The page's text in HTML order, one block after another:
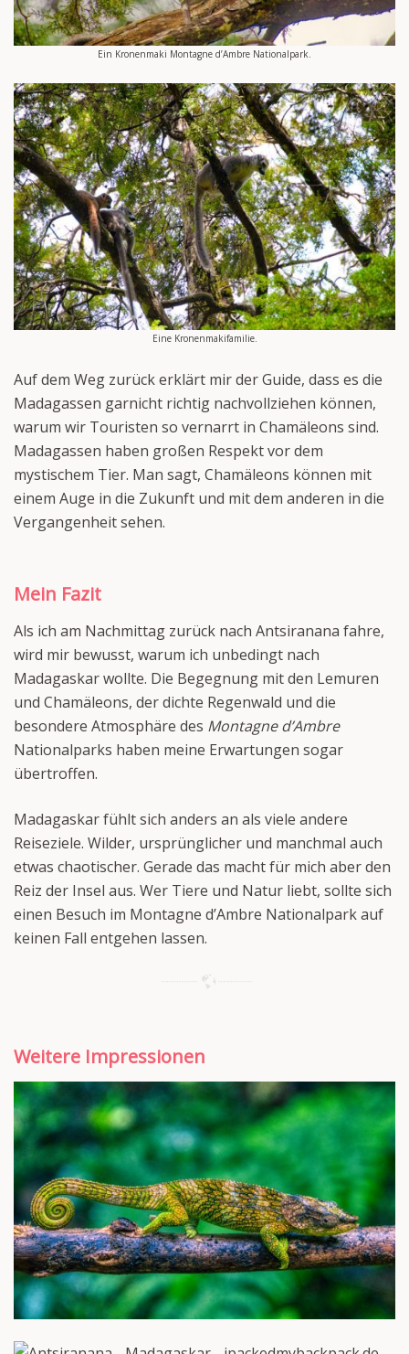
Ein Kronenmaki Montagne d’Ambre Nationalpark.
Eine Kronenmakifamilie.
Auf dem Weg zurück erklärt mir der Guide, dass es die
Madagassen garnicht richtig nachvollziehen können,
warum wir Touristen so vernarrt in Chamäleons sind.
Madagassen haben großen Respekt vor dem
mystischem Tier. Man sagt, Chamäleons können mit
einem Auge in die Zukunft und mit dem anderen in die
Vergangenheit sehen.
Mein Fazit
Als ich am Nachmittag zurück nach Antsiranana fahre,
wird mir bewusst, warum ich unbedingt nach
Madagaskar wollte. Die Begegnung mit den Lemuren
und Chamäleons, der dichte Regenwald und die
besondere Atmosphäre des Montagne d’Ambre
Nationalparks haben meine Erwartungen sogar
übertroffen.
Madagaskar fühlt sich anders an als viele andere
Reiseziele. Wilder, ursprünglicher und manchmal auch
etwas chaotischer. Gerade das macht für mich aber den
Reiz der Insel aus. Wer Tiere und Natur liebt, sollte sich
einen Besuch im Montagne d’Ambre Nationalpark auf
keinen Fall entgehen lassen.
Weitere Impressionen